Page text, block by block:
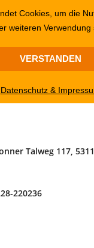
Talweg 117,
220236
Cookies, um die
weiteren Verwendung
VERSTANDEN
Datenschutz &